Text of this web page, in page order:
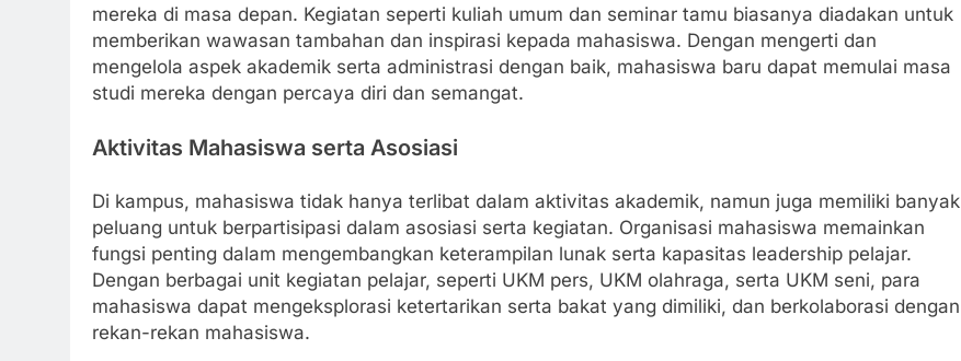
mereka di masa depan. Kegiatan seperti kuliah umum dan seminar tamu biasanya diadakan untuk
memberikan wawasan tambahan dan inspirasi kepada mahasiswa. Dengan mengerti dan
mengelola aspek akademik serta administrasi dengan baik, mahasiswa baru dapat memulai masa
studi mereka dengan percaya diri dan semangat.
Aktivitas Mahasiswa serta Asosiasi
Di kampus, mahasiswa tidak hanya terlibat dalam aktivitas akademik, namun juga memiliki banyak
peluang untuk berpartisipasi dalam asosiasi serta kegiatan. Organisasi mahasiswa memainkan
fungsi penting dalam mengembangkan keterampilan lunak serta kapasitas leadership pelajar.
Dengan berbagai unit kegiatan pelajar, seperti UKM pers, UKM olahraga, serta UKM seni, para
mahasiswa dapat mengeksplorasi ketertarikan serta bakat yang dimiliki, dan berkolaborasi dengan
rekan-rekan mahasiswa.